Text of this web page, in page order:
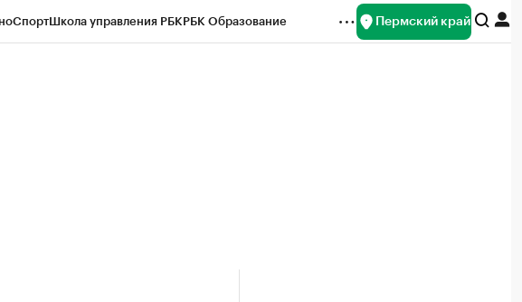
СпортШкола управления РБКРБК Образование Пермский край